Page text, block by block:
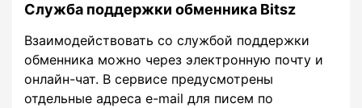
Служба поддержки обменника Bitsz
Взаимодействовать со службой поддержки
обменника можно через электронную почту и
онлайн-чат. В сервисе предусмотрены
отдельные адреса e-mail для писем по